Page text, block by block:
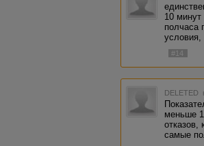
10 минут
полчаса
#14
DELETED
меньше
отказов,
самые